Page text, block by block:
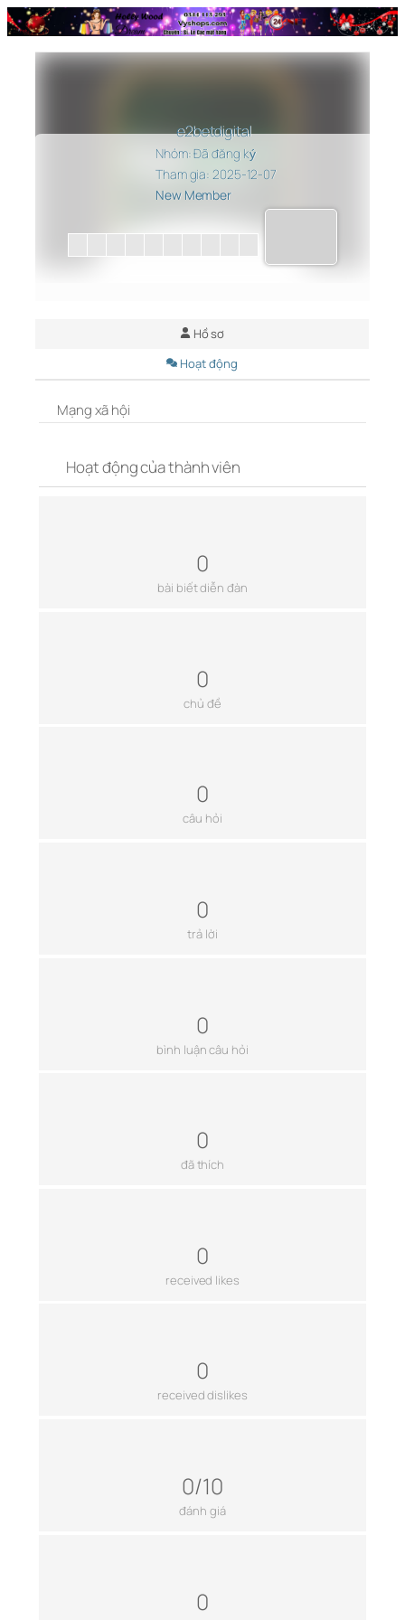
Chuyển
đến
phần
e2betdigital
Nhóm: Đã đăng ký
Tham gia: 2025-12-07
New Member
Hồ sơ
Hoạt động
Mạng xã hội
Hoạt động của thành viên
0
bài biết diễn đàn
0
chủ đề
0
câu hỏi
0
trả lời
0
bình luận câu hỏi
0
đã thích
0
received likes
0
received dislikes
0/10
đánh giá
0